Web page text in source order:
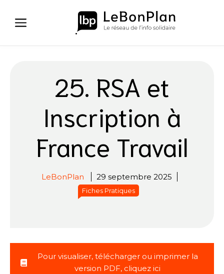
contenu
25. RSA et
Inscription à
France Travail
LeBonPlan 29 septembre 2025
Fiches Pratiques
Pour visualiser, télécharger ou imprimer la
version PDF, cliquez ici